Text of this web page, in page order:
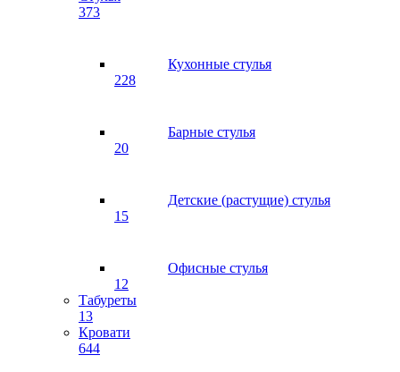
373
Кухонные стулья
228
Барные стулья
20
Детские (растущие) стулья
15
Офисные стулья
12
Табуреты
13
Кровати
644